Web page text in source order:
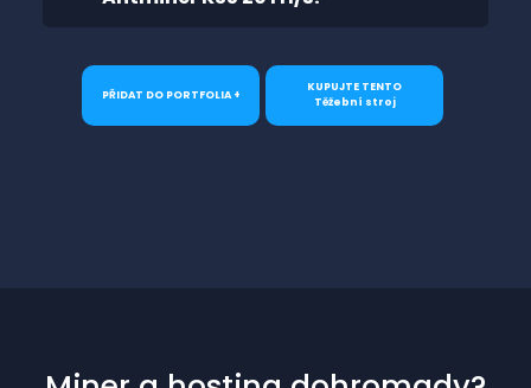
PŘIDAT DO PORTFOLIA +
KUPUJTE TENTO
Těžební stroj